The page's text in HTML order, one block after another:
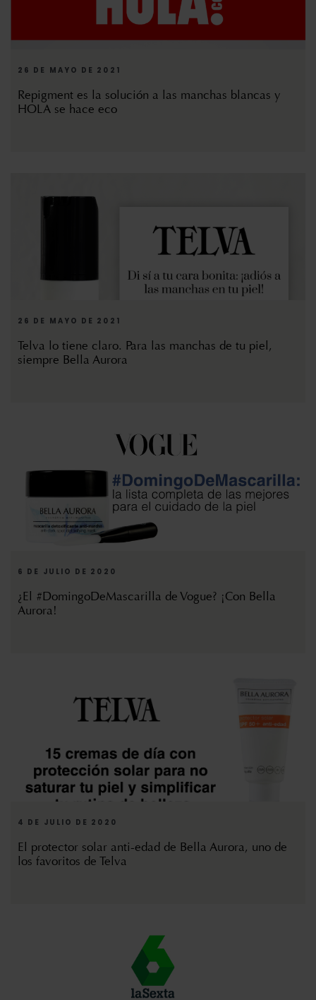
26 DE MAYO DE 2021
Repigment es la solución a las manchas blancas y
HOLA se hace eco
26 DE MAYO DE 2021
Telva lo tiene claro. Para las manchas de tu piel,
siempre Bella Aurora
6 DE JULIO DE 2020
¿El #DomingoDeMascarilla de Vogue? ¡Con Bella
Aurora!
4 DE JULIO DE 2020
El protector solar anti-edad de Bella Aurora, uno de
los favoritos de Telva